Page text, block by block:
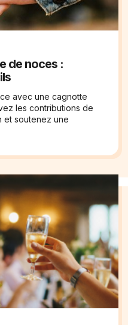
de noces :
avec une cagnotte
les contributions de
et soutenez une